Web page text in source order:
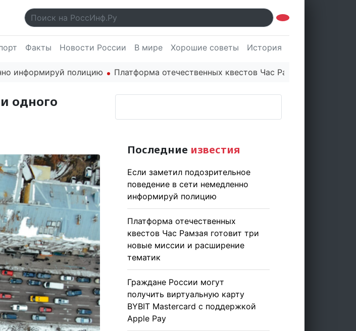
Факты Новости России В мире Хорошие советы История
полицию Платформа отечественных квестов Час Рамзая готовит три
одного
Последние известия
Если заметил подозрительное
поведение в сети немедленно
информируй полицию
Платформа отечественных
квестов Час Рамзая готовит три
новые миссии и расширение
тематик
Граждане России могут
получить виртуальную карту
BYBIT Mastercard с поддержкой
Apple Pay